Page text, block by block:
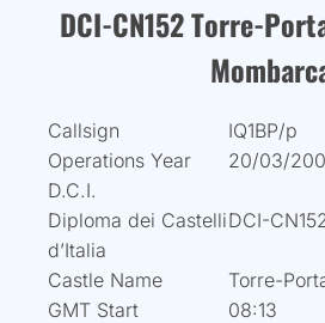
DCI-CN152 Torre-
Callsign
IQ1BP/p
Operations Year
20/03/
D.C.I.
Diploma dei Castelli
d’Italia
DCI-
Castle Name
Torre-
GMT Start
08:13